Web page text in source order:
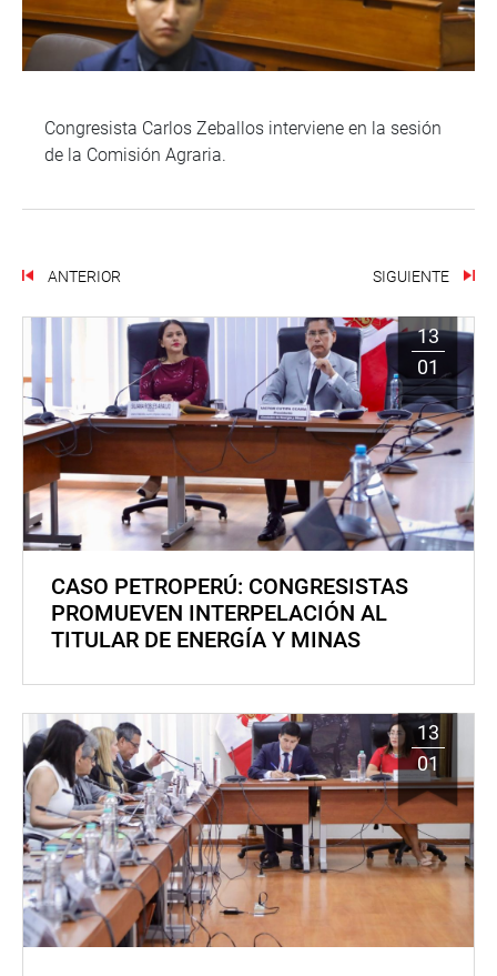
Congresista Carlos Zeballos interviene en la sesión
de la Comisión Agraria.
ANTERIOR SIGUIENTE
13
01
CASO PETROPERÚ: CONGRESISTAS
PROMUEVEN INTERPELACIÓN AL
TITULAR DE ENERGÍA Y MINAS
13
01